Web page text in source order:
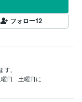
フォロー12
。
日　土曜日に